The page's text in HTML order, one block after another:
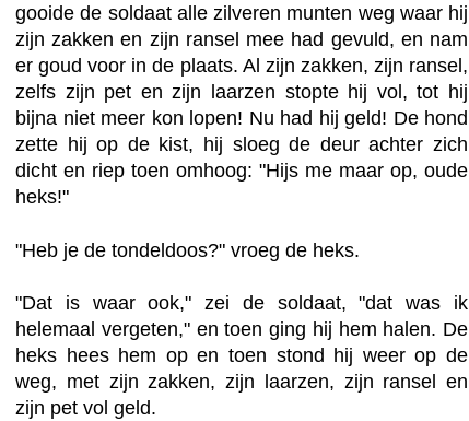
gooide de soldaat alle zilveren munten weg waar hij
zijn zakken en zijn ransel mee had gevuld, en nam
er goud voor in de plaats. Al zijn zakken, zijn ransel,
zelfs zijn pet en zijn laarzen stopte hij vol, tot hij
bijna niet meer kon lopen! Nu had hij geld! De hond
zette hij op de kist, hij sloeg de deur achter zich
dicht en riep toen omhoog: "Hijs me maar op, oude
heks!"
"Heb je de tondeldoos?" vroeg de heks.
"Dat is waar ook," zei de soldaat, "dat was ik
helemaal vergeten," en toen ging hij hem halen. De
heks hees hem op en toen stond hij weer op de
weg, met zijn zakken, zijn laarzen, zijn ransel en
zijn pet vol geld.